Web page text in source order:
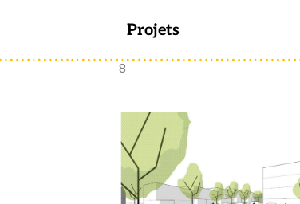
Projets
8